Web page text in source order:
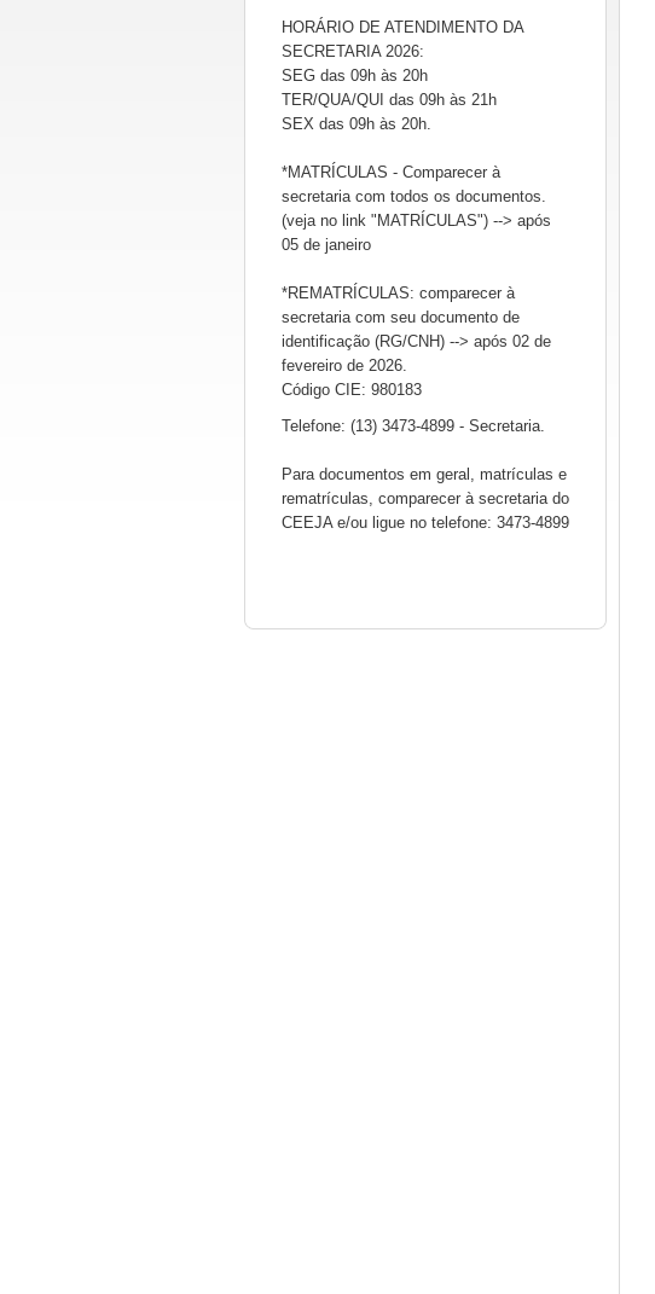
HORÁRIO DE ATENDIMENTO DA
SECRETARIA 2026:
SEG das 09h às 20h
TER/QUA/QUI das 09h às 21h
SEX das 09h às 20h.
*MATRÍCULAS - Comparecer à
secretaria com todos os documentos.
(veja no link "MATRÍCULAS") --> após
05 de janeiro
*REMATRÍCULAS: comparecer à
secretaria com seu documento de
identificação (RG/CNH) --> após 02 de
fevereiro de 2026.
Código CIE: 980183
Telefone: (13) 3473-4899 - Secretaria.
Para documentos em geral, matrículas e
rematrículas, comparecer à secretaria do
CEEJA e/ou ligue no telefone: 3473-4899